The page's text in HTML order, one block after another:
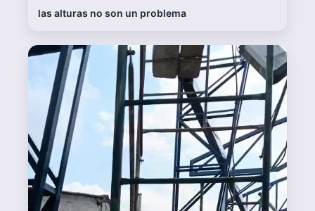
contamos con herramientas de alta confiabilidad